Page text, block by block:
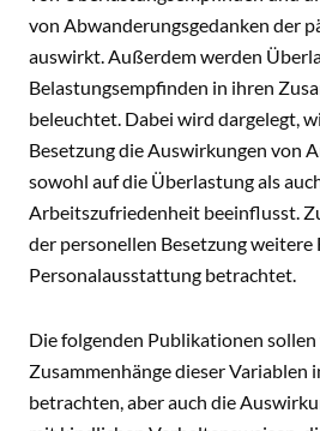
von Abwanderungsgedanken der
auswirkt. Außerdem werden
Belastungsempfinden in ihren
beleuchtet. Dabei wird dargelegt,
Besetzung die Auswirkungen von
sowohl auf die Überlastung als
Arbeitszufriedenheit beeinflusst.
der personellen Besetzung weitere
Personalausstattung betrachtet.
Die folgenden Publikationen
Zusammenhänge dieser Variablen
betrachten, aber auch die